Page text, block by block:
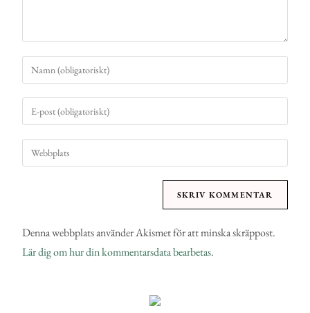
Denna webbplats använder Akismet för att minska skräppost.
Lär dig om hur din kommentarsdata bearbetas.